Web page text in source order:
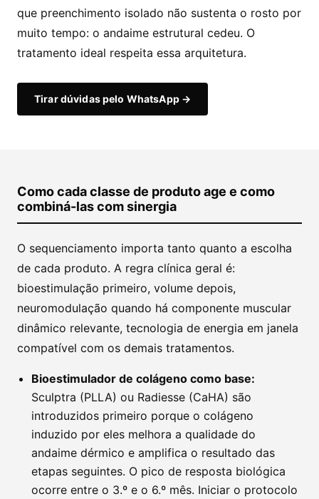
que preenchimento isolado não sustenta o rosto por
muito tempo: o andaime estrutural cedeu. O
tratamento ideal respeita essa arquitetura.
Tirar dúvidas pelo WhatsApp →
Como cada classe de produto age e como
combiná-las com sinergia
O sequenciamento importa tanto quanto a escolha
de cada produto. A regra clínica geral é:
bioestimulação primeiro, volume depois,
neuromodulação quando há componente muscular
dinâmico relevante, tecnologia de energia em janela
compatível com os demais tratamentos.
Bioestimulador de colágeno como base:
Sculptra (PLLA) ou Radiesse (CaHA) são
introduzidos primeiro porque o colágeno
induzido por eles melhora a qualidade do
andaime dérmico e amplifica o resultado das
etapas seguintes. O pico de resposta biológica
ocorre entre o 3.º e o 6.º mês. Iniciar o protocolo